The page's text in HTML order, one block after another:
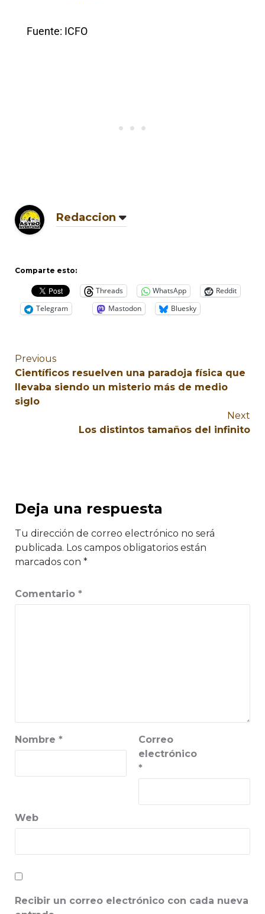
Fuente: ICFO
Redaccion
Comparte esto:
Threads WhatsApp
Reddit
Telegram
Mastodon Bluesky
Previous
Científicos resuelven una paradoja física que
llevaba siendo un misterio más de medio
siglo
Next
Los distintos tamaños del infinito
Deja una respuesta
Tu dirección de correo electrónico no será
publicada. Los campos obligatorios están
marcados con *
Comentario *
Nombre *
Correo
electrónico
*
Web
Recibir un correo electrónico con cada nueva